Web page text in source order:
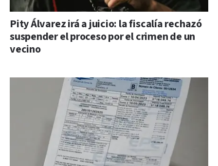
Pity Álvarez irá a juicio: la fiscalía rechazó
suspender el proceso por el crimen de un
vecino